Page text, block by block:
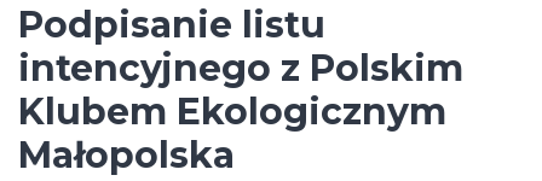
Podpisanie listu
intencyjnego z Polskim
Klubem Ekologicznym
Małopolska